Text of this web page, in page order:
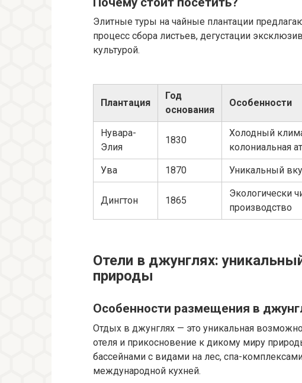
Элитные туры на чайные плантации
процесс сбора листьев, дегустации
культурой.
Плантация
Год
основания
Особенности
Нувара-
Элия
1830
Холодный
колониальная
Ува 1870 Уникальный
Дингтон 1865
Экологически
производство
Отели в джунглях:
природы
Особенности размещения в
Отдых в джунглях — это уникальная
отеля и прикосновение к дикому миру
бассейнами с видами на лес, спа-
международной кухней.